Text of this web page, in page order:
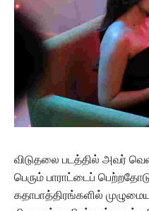
விடுதலை படத்தில் அவர்
பெரும் பாராட்டைப்
கதாபாத்திரங்களில்